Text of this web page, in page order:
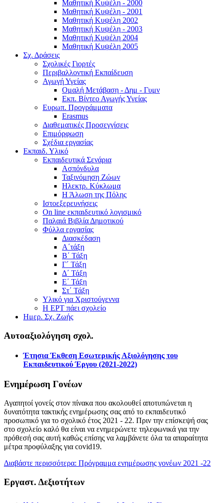
Μαθητική Κυψέλη - 2000
Μαθητική Κυψέλη - 2001
Μαθητική Κυψέλη 2002
Μαθητική Κυψέλη - 2003
Μαθητική Κυψέλη 2004
Μαθητική Κυψέλη 2005
Σχ. Δράσεις
Σχολικές Γιορτές
Περιβαλλοντική Εκπαίδευση
Αγωγή Υγείας
Ομαλή Μετάβαση - Δημ - Γυμν
Εκπ. Βίντεο Αγωγής Υγείας
Ευρωπ. Προγράμματα
Erasmus
Διαθεματικές Προσεγγίσεις
Επιμόρφωση
Σχέδια εργασίας
Εκπαιδ. Υλικό
Εκπαιδευτικά Σενάρια
Ασπόνδυλα
Ταξινόμηση Ζώων
Ηλεκτρ. Κύκλωμα
Η Άλωση της Πόλης
Ιστοεξερευνήσεις
On line εκπαιδευτικό λογισμικό
Παλαιά Βιβλία Δημοτικού
Φύλλα εργασίας
Διασκέδαση
Α΄τάξη
Β΄ Τάξη
Γ΄ Τάξη
Δ΄ Τάξη
Ε΄ Τάξη
Στ΄ Τάξη
Υλικό για Χριστούγεννα
Η ΕΡΤ πάει σχολείο
Ημερ. Σχ. Ζωής
Αυτοαξιολόγηση σχολ.
Έτησια Έκθεση Εσωτερικής Αξιολόγησης του
Εκπαιδευτικού Έργου (2021-2022)
Ενημέρωση Γονέων
Αγαπητοί γονείς στον πίνακα που ακολουθεί αποτυπώνεται η
δυνατότητα τακτικής ενημέρωσης σας από το εκπαιδευτικό
προσωπικό για το σχολικό έτος 2021 - 22. Πριν την επίσκεψή σας
στο σχολείο καλό θα είναι να ενημερώνετε τηλεφωνικά για την
πρόθεσή σας αυτή καθώς επίσης να λαμβάνετε όλα τα απαραίτητα
μέτρα προφύλαξης για covid19.
Διαβάστε περισσότερα: Πρόγραμμα ενημέρωσης γονέων 2021 -22
Εργαστ. Δεξιοτήτων